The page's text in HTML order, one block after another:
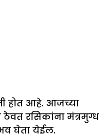
होत आहे. आजच्या
रसिकांना मंत्रमुग्ध
घेता येईल.